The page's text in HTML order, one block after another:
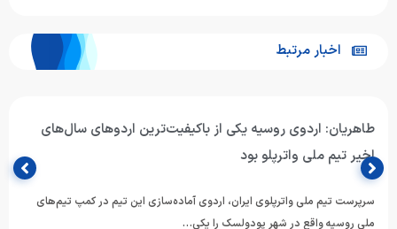
اخبار مرتبط
دومین طلای هومر عباسی در شنای غرب آسیا؛ انتخاب نماینده
ایران به عنوان بهترین شناگر پسر
هومر عباسی، شناگر اهل گلستان، در دومین روز رقابت‌های شنای قهرمانی غرب
آسیا در آستانه قزاقستان، با ثبت زمان ۲۵.۷۶…